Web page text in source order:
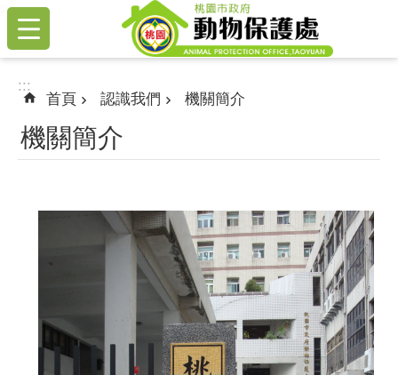
跳到主要內容區塊
:::
:::
首頁 認識我們 機關簡介
機關簡介